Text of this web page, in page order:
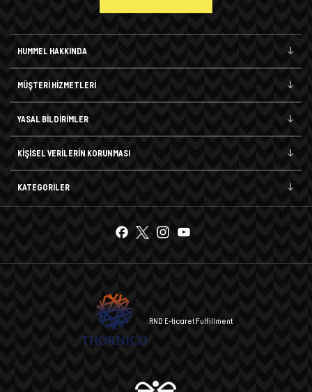
HUMMEL HAKKINDA
MÜŞTERİ HİZMETLERİ
YASAL BİLDİRİMLER
KİŞİSEL VERİLERİN KORUNMASI
KATEGORİLER
RND E-ticaret Fulfillment